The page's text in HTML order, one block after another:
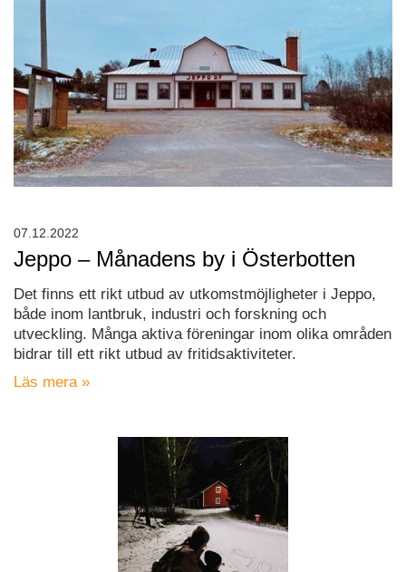
Jeppo – Månadens by i Österbotten
Det finns ett rikt utbud av utkomstmöjligheter i Jeppo,
både inom lantbruk, industri och forskning och
utveckling. Många aktiva föreningar inom olika områden
bidrar till ett rikt utbud av fritidsaktiviteter.
Läs mera »
07.12.2022